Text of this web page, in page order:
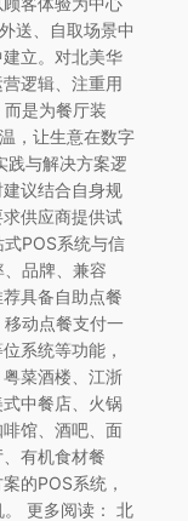
送、自取场景中
立。对北美华
逻辑、注重用
是为餐厅装
，让生意在数字
践与解决方案逻
议结合自身规
供应商提供试
POS系统与信
品牌、兼容
具备自助点餐
动点餐支付一
系统等功能，
菜酒楼、江浙
中餐店、火锅
馆、酒吧、面
有机食材餐
的POS系统，
更多阅读： 北